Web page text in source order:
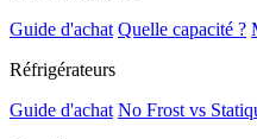
Guide d'achat Quelle capacité ?
Réfrigérateurs
Guide d'achat No Frost vs